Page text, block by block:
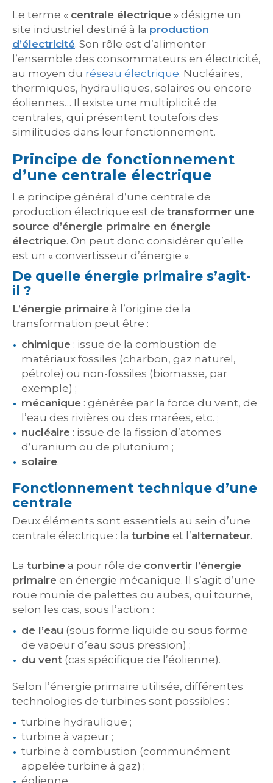
Le terme « centrale électrique » désigne un
site industriel destiné à la production
d’électricité. Son rôle est d’alimenter
l’ensemble des consommateurs en électricité,
au moyen du réseau électrique. Nucléaires,
thermiques, hydrauliques, solaires ou encore
éoliennes… Il existe une multiplicité de
centrales, qui présentent toutefois des
similitudes dans leur fonctionnement.
Principe de fonctionnement
d’une centrale électrique
Le principe général d’une centrale de
production électrique est de transformer une
source d’énergie primaire en énergie
électrique. On peut donc considérer qu’elle
est un « convertisseur d’énergie ».
De quelle énergie primaire s’agit-
il ?
L’énergie primaire à l’origine de la
transformation peut être :
chimique : issue de la combustion de
matériaux fossiles (charbon, gaz naturel,
pétrole) ou non-fossiles (biomasse, par
exemple) ;
mécanique : générée par la force du vent, de
l’eau des rivières ou des marées, etc. ;
nucléaire : issue de la fission d’atomes
d’uranium ou de plutonium ;
solaire.
Fonctionnement technique d’une
centrale
Deux éléments sont essentiels au sein d’une
centrale électrique : la turbine et l’alternateur.
La turbine a pour rôle de convertir l’énergie
primaire en énergie mécanique. Il s’agit d’une
roue munie de palettes ou aubes, qui tourne,
selon les cas, sous l’action :
de l’eau (sous forme liquide ou sous forme
de vapeur d’eau sous pression) ;
du vent (cas spécifique de l’éolienne).
Selon l’énergie primaire utilisée, différentes
technologies de turbines sont possibles :
turbine hydraulique ;
turbine à vapeur ;
turbine à combustion (communément
appelée turbine à gaz) ;
éolienne.